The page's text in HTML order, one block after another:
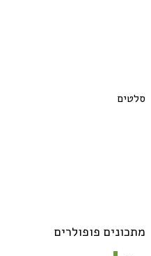
סלטים
מתכונים פופולרים